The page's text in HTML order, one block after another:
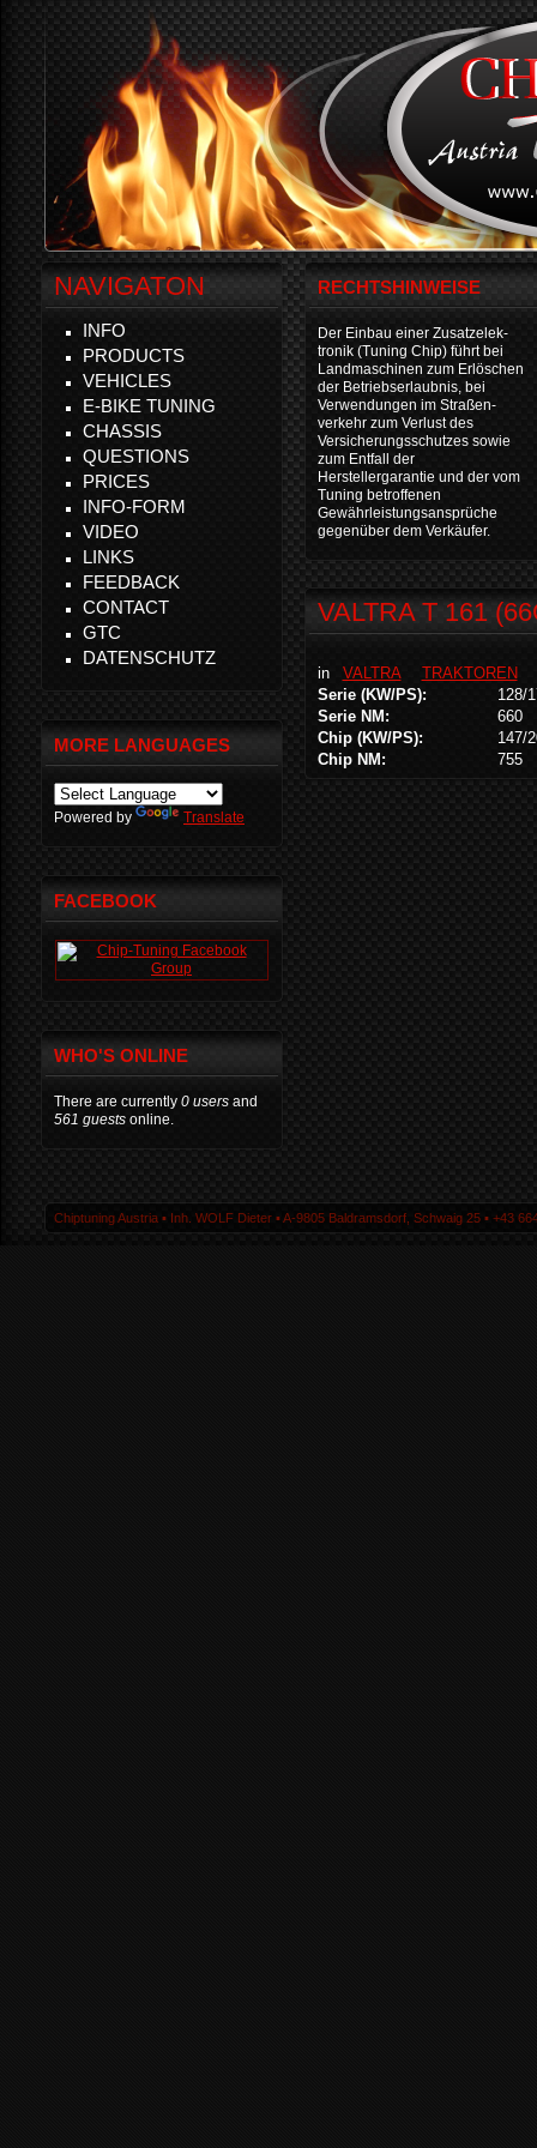
RECHTSHINWEISE
Der Einbau einer Zusatzelek-
tronik (Tuning Chip) führt bei
Landmaschinen zum Erlöschen
der Betriebserlaubnis, bei
Verwendungen im Straßen-
verkehr zum Verlust des
Versicherungsschutzes sowie
zum Entfall der
Herstellergarantie und der vom
Tuning betroffenen
Gewährleistungsansprüche
gegenüber dem Verkäufer.
VALTRA T 161
in VALTRA
TRAKTOREN
Serie (KW/PS):
128/
Serie NM:
660
Chip (KW/PS):
147/
Chip NM:
755
NAVIGATON
INFO
PRODUCTS
VEHICLES
E-BIKE TUNING
CHASSIS
QUESTIONS
PRICES
INFO-FORM
VIDEO
LINKS
FEEDBACK
CONTACT
GTC
DATENSCHUTZ
MORE LANGUAGES
Powered by Translate
FACEBOOK
WHO'S ONLINE
There are currently 0 users and
561 guests online.
Chiptuning Austria ▪ Inh. WOLF Dieter ▪ A-9805 Baldramsdorf, Schwaig 25 ▪ +43